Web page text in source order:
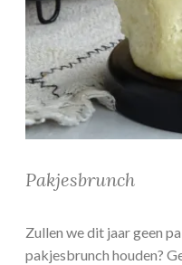
Pakjesbrunch
Zullen we dit jaar geen
pakjesbrunch houden?